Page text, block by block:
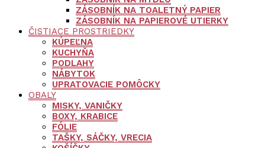
ZÁSOBNÍK NA TOALETNÝ PAPIER
ZÁSOBNÍK NA PAPIEROVÉ UTIERKY
ČISTIACE PROSTRIEDKY
KÚPEĽNA
KUCHYŇA
PODLAHY
NÁBYTOK
UPRATOVACIE POMÔCKY
OBALY
MISKY, VANIČKY
BOXY, KRABICE
FÓLIE
TAŠKY, SÁČKY, VRECIA